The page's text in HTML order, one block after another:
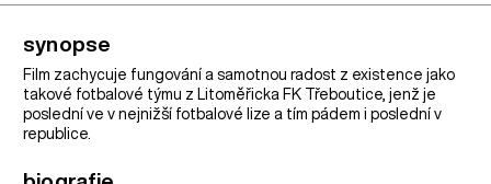
synopse
Film zachycuje fungování a samotnou radost z existence jako
takové fotbalové týmu z Litoměřicka FK Třeboutice, jenž je
poslední ve v nejnižší fotbalové lize a tím pádem i poslední v
republice.
biografie